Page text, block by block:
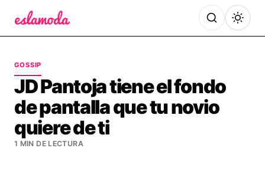
GOSSIP
JD Pantoja tiene el fondo
de pantalla que tu novio
quiere de ti
1 MIN DE LECTURA